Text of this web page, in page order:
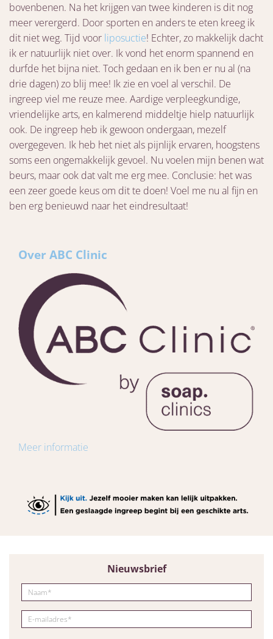
bovenbenen. Na het krijgen van twee kinderen is dit nog
meer verergerd. Door sporten en anders te eten kreeg ik
dit niet weg. Tijd voor liposuctie! Echter, zo makkelijk dacht
ik er natuurlijk niet over. Ik vond het enorm spannend en
durfde het bijna niet. Toch gedaan en ik ben er nu al (na
drie dagen) zo blij mee! Ik zie en voel al verschil. De
ingreep viel me reuze mee. Aardige verpleegkundige,
vriendelijke arts, en kalmerend middeltje hielp natuurlijk
ook. De ingreep heb ik gewoon ondergaan, mezelf
overgegeven. Ik heb het niet als pijnlijk ervaren, hoogstens
soms een ongemakkelijk gevoel. Nu voelen mijn benen wat
beurs, maar ook dat valt me erg mee. Conclusie: het was
een zeer goede keus om dit te doen! Voel me nu al fijn en
ben erg benieuwd naar het eindresultaat!
Over ABC Clinic
Meer informatie
Nieuwsbrief